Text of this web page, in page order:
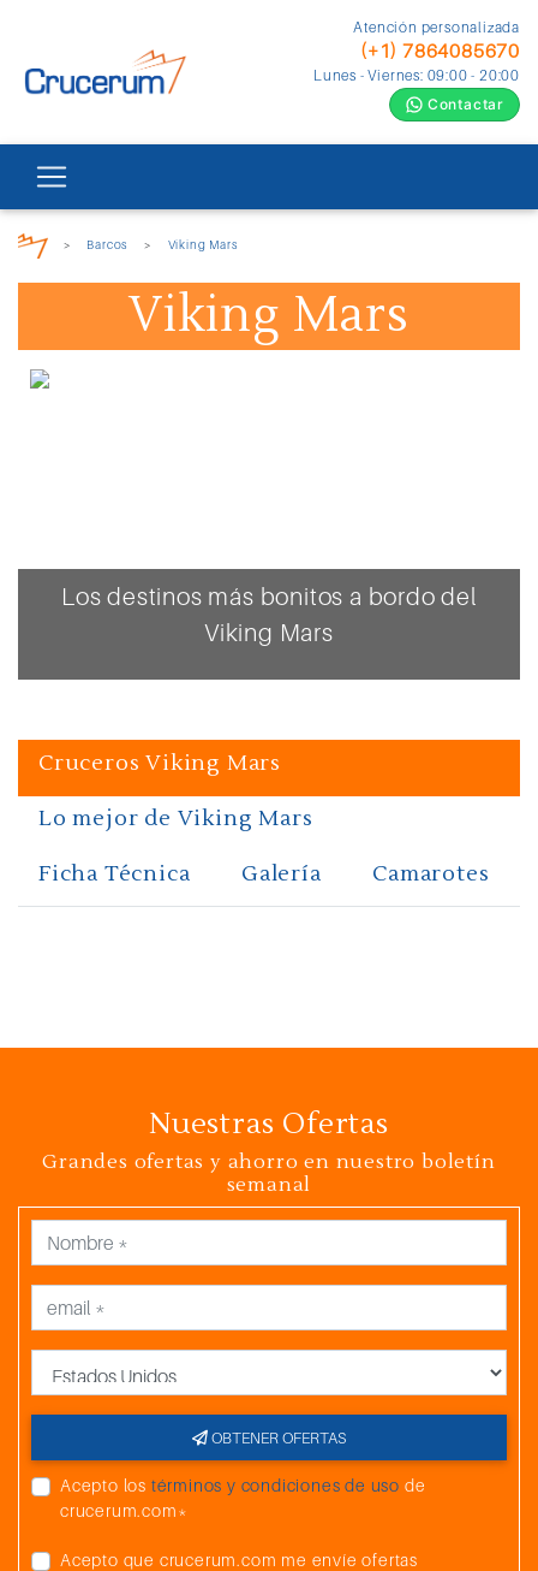
Atención personalizada
(+1) 7864085670
Lunes - Viernes: 09:00 - 20:00
Contactar
> Barcos > Viking Mars
Viking Mars
Los destinos más bonitos a bordo del
Viking Mars
Cruceros Viking Mars
Lo mejor de Viking Mars
Ficha Técnica
Galería Camarotes
Nuestras Ofertas
Grandes ofertas y ahorro en nuestro boletín
semanal
OBTENER OFERTAS
Acepto los términos y condiciones de uso de
crucerum.com*
Acepto que crucerum.com me envíe ofertas